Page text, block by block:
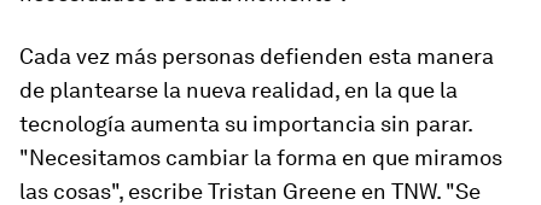
Cada vez más personas defienden esta manera
de plantearse la nueva realidad, en la que la
tecnología aumenta su importancia sin parar.
"Necesitamos cambiar la forma en que miramos
las cosas", escribe Tristan Greene en TNW. "Se